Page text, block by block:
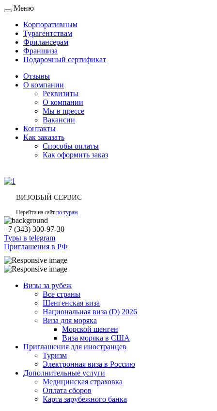
Toggle
navigation
Меню
Корпоративным
Турагентствам
Фрилансерам
Франшиза
Подарочный сертификат
Отзывы
О компании
Реквизиты
О компании
Мы в прессе
Вакансии
Контакты
Как заказать
Способы оплаты
Как оформить заказ
ВИЗОВЫЙ СЕРВИС
Перейти на сайт по турам
+7 (343) 300-97-30
Туры в telegram
Приглашения в РФ
Визы за рубеж
Все страны
Шенгенская виза
Национальная виза (D) 2026
Виза для моряка
Морской шенген
Виза моряка в США
Приглашения для иностранцев
Туризм
Электронная виза в Россию
Дополнительные услуги
Медицинская страховка
Оплата сборов
Карта зарубежного банка